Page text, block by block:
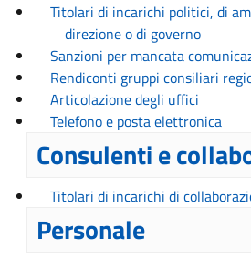
Titolari di incarichi politici, di
direzione o di governo
Sanzioni per mancata
Rendiconti gruppi consiliari
Articolazione degli uffici
Telefono e posta elettronica
Consulenti e
Titolari di incarichi di
Personale